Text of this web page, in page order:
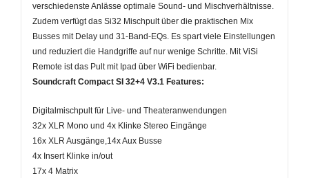
verschiedenste Anlässe optimale Sound- und Mischverhältnisse.
Zudem verfügt das Si32 Mischpult über die praktischen Mix
Busses mit Delay und 31-Band-EQs. Es spart viele Einstellungen
und reduziert die Handgriffe auf nur wenige Schritte. Mit ViSi
Remote ist das Pult mit Ipad über WiFi bedienbar.
Soundcraft Compact SI 32+4 V3.1 Features:
Digitalmischpult für Live- und Theateranwendungen
32x XLR Mono und 4x Klinke Stereo Eingänge
16x XLR Ausgänge,14x Aux Busse
4x Insert Klinke in/out
17x 4 Matrix